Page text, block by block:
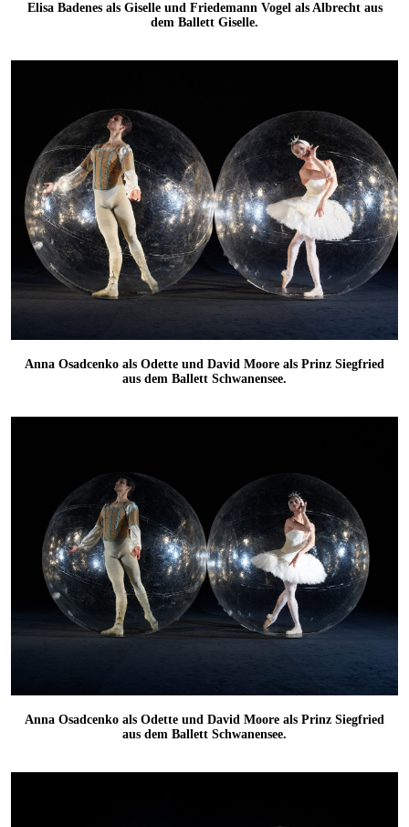
Elisa Badenes als Giselle und Friedemann Vogel als Albrecht aus
dem Ballett Giselle.
Anna Osadcenko als Odette und David Moore als Prinz Siegfried
aus dem Ballett Schwanensee.
Anna Osadcenko als Odette und David Moore als Prinz Siegfried
aus dem Ballett Schwanensee.